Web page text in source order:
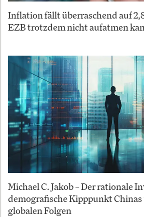
Inflation fällt überraschend auf
EZB trotzdem nicht aufatmen
Michael C. Jakob – Der rationale
demografische Kipppunkt Chinas
globalen Folgen